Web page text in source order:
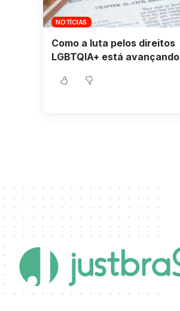
NOTÍCIAS
Como a luta pelos direitos
LGBTQIA+ está avançando